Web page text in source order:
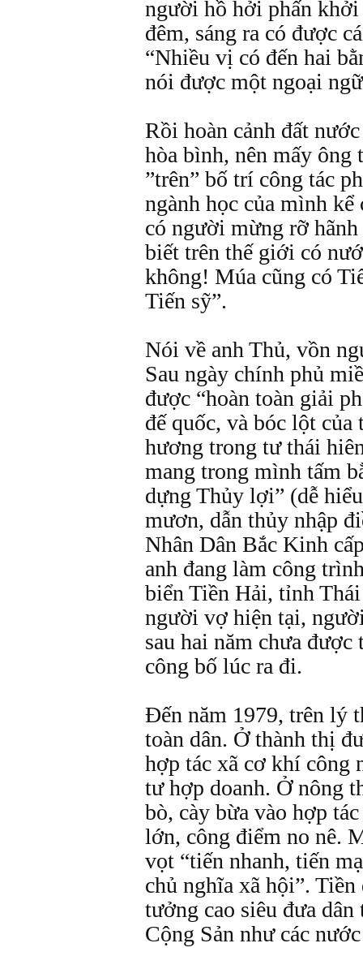
người hồ hởi phấn
đêm, sáng ra có được
“Nhiều vị có đến hai
nói được một ngoại
Rồi hoàn cảnh đất
hòa bình, nên mấy ông
”trên” bố trí công tác
ngành học của mình kể
có người mừng rỡ
biết trên thế giới có
không! Múa cũng có
Tiến sỹ”.
Nói về anh Thủ, vồn
Sau ngày chính phủ
được “hoàn toàn giải
đế quốc, và bóc lột của
hương trong tư thái
mang trong mình tấm
dựng Thủy lợi” (dễ
mươn, dẫn thủy nhập
Nhân Dân Bắc Kinh
anh đang làm công
biển Tiền Hải, tỉnh
người vợ hiện tại,
sau hai năm chưa
công bố lúc ra đi.
Đến năm 1979, trên lý
toàn dân. Ở thành thị
hợp tác xã cơ khí công
tư hợp doanh. Ở nông
bò, cày bừa vào hợp
lớn, công điểm no nê.
vọt “tiến nhanh, tiến
chủ nghĩa xã hội”.
tưởng cao siêu đưa
Cộng Sản như các